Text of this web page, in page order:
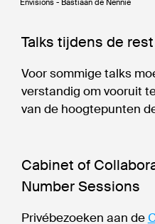
Envisions - Bastiaan de Nennie
Talks tijdens de
Voor sommige talks
verstandig om vooruit
van de hoogtepunten
Cabinet of
Number Sessions
Privébezoeken aan de